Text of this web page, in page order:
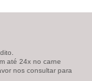
até 24x no carne
nos consultar para